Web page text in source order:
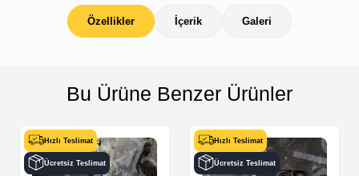
Özellikler İçerik Galeri
Bu Ürüne Benzer Ürünler
Hızlı Teslimat
Ücretsiz Teslimat
Hızlı Teslimat
Ücretsiz Teslimat